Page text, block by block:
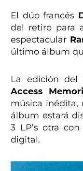
El dúo francés
del retiro para
espectacular
último álbum
La edición del
Access
música inédita,
álbum estará
3 LP’s otra
digital.